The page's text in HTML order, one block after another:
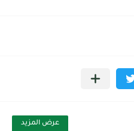
عرض المزيد